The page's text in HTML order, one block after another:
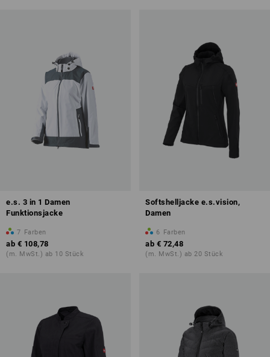
e.s. 3 in 1 Damen
Funktionsjacke
7 Farben
ab € 108,78
(m. MwSt.) ab 10 Stück
Softshelljacke e.s.vision,
Damen
6 Farben
ab € 72,48
(m. MwSt.) ab 20 Stück